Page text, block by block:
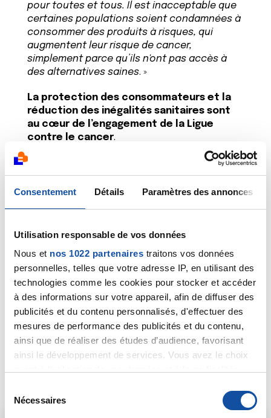
Consentement Détails Paramètres des annonces
Utilisation responsable de vos données
Nous et nos 1022 partenaires traitons vos données
personnelles, telles que votre adresse IP, en utilisant des
technologies comme les cookies pour stocker et accéder
à des informations sur votre appareil, afin de diffuser des
publicités et du contenu personnalisés, d'effectuer des
mesures de performance des publicités et du contenu,
ainsi que de réaliser des études d’audience, favorisant
ainsi le développement de services. Vous avez le choix
tout moment en consultant la Déclaration relative aux
cookies ou en cliquant sur l'icône de confidentialité.
Nécessaires
pour toutes et tous. Il est inacceptable que
certaines populations soient condamnées à
consommer des produits à risques, qui
augmentent leur risque de cancer,
simplement parce qu’ils n'ont pas accès à
des alternatives saines. »
La protection des consommateurs et la
réduction des inégalités sanitaires sont
au cœur de l’engagement de la Ligue
contre le cancer.
[1]
Partager :
D'autres actualités qui
pourraient vous